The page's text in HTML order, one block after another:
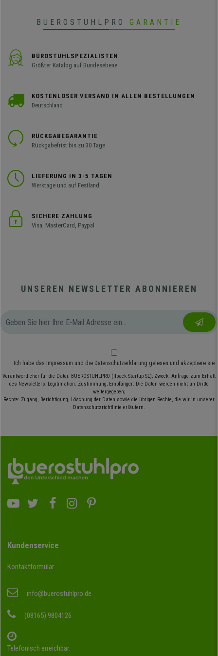
BUEROSTUHLPRO GARANTIE
BÜROSTUHLSPEZIALISTEN
Größter Katalog auf Bundesebene
KOSTENLOSER VERSAND IN ALLEN BESTELLUNGEN
Deutschland
RÜCKGABEGARANTIE
Rückgabefrist bis zu 30 Tage
LIEFERUNG IN 3-5 TAGEN
Werktage und auf Festland
SICHERE ZAHLUNG
Visa, MasterCard, Paypal
UNSEREN NEWSLETTER ABONNIEREN
Ich habe das Impressum und die Datenschutzerklärung gelesen und akzeptiere sie
Verantwortlicher für die Datei: BUEROSTUHLPRO (Ilpack Startup SL); Zweck: Anfrage zum Erhalt
des Newsletters; Legitimation: Zustimmung; Empfänger: Die Daten werden nicht an Dritte
weitergegeben;
Rechte: Zugang, Berichtigung, Löschung der Daten sowie die übrigen Rechte, die wir in unserer
Datenschutzrichtlinie erläutern.
Kundenservice
Kontaktformular
info@buerostuhlpro.de
(08165) 9804126
Telefonisch erreichbar: